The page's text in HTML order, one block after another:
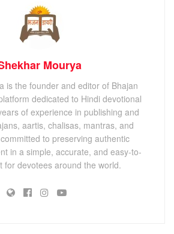
Mourya
is the founder and editor of Bhajan
dedicated to Hindi devotional
of experience in publishing and
aartis, chalisas, mantras, and
to preserving authentic
in a simple, accurate, and easy-to-
for devotees around the world.